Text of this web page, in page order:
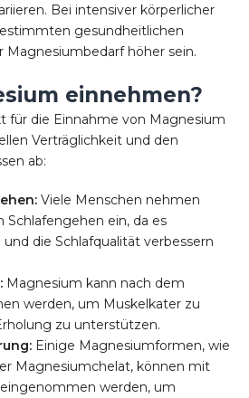
Bei intensiver körperlicher
gesundheitlichen
Magnesiumbedarf höher sein.
einnehmen?
für die Einnahme von Magnesium
Verträglichkeit und den
ab:
Viele Menschen nehmen
Schlafengehen ein, da es
die Schlafqualität verbessern
Magnesium kann nach dem
werden, um Muskelkater zu
zu unterstützen.
Einige Magnesiumformen, wie
Magnesiumchelat, können mit
werden, um